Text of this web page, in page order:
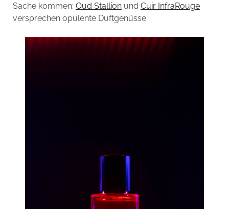
Sache kommen: Oud Stallionund Cuir InfraRouge
versprechen opulente Duftgenüsse.